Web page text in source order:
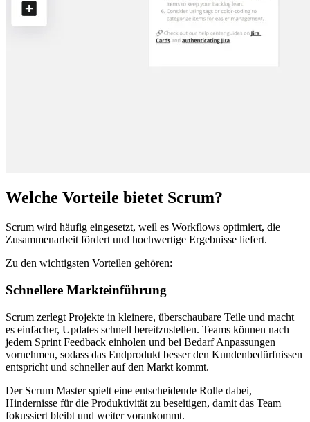
Welche Vorteile bietet Scrum?
Scrum wird häufig eingesetzt, weil es Workflows optimiert, die
Zusammenarbeit fördert und hochwertige Ergebnisse liefert.
Zu den wichtigsten Vorteilen gehören:
Schnellere Markteinführung
Scrum zerlegt Projekte in kleinere, überschaubare Teile und macht
es einfacher, Updates schnell bereitzustellen. Teams können nach
jedem Sprint Feedback einholen und bei Bedarf Anpassungen
vornehmen, sodass das Endprodukt besser den Kundenbedürfnissen
entspricht und schneller auf den Markt kommt.
Der Scrum Master spielt eine entscheidende Rolle dabei,
Hindernisse für die Produktivität zu beseitigen, damit das Team
fokussiert bleibt und weiter vorankommt.